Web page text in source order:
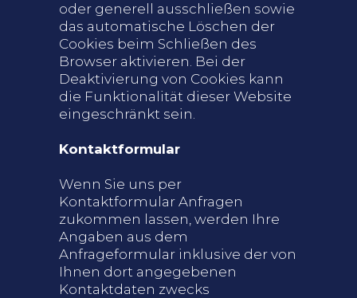
oder generell ausschließen sowie
das automatische Löschen der
Cookies beim Schließen des
Browser aktivieren. Bei der
Deaktivierung von Cookies kann
die Funktionalität dieser Website
eingeschränkt sein.
Kontaktformular
Wenn Sie uns per
Kontaktformular Anfragen
zukommen lassen, werden Ihre
Angaben aus dem
Anfrageformular inklusive der von
Ihnen dort angegebenen
Kontaktdaten zwecks